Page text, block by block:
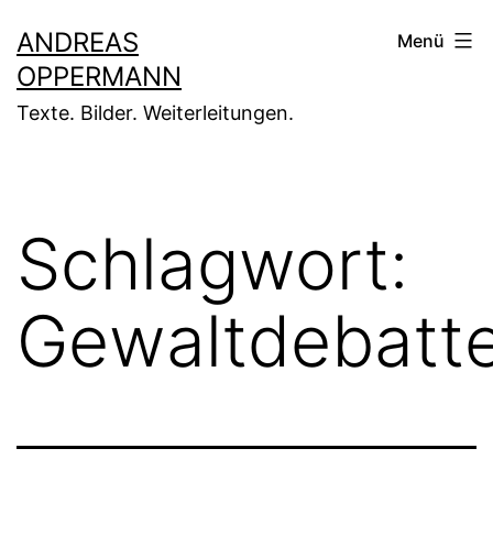
Inhalt
springen
ANDREAS
OPPERMANN
Texte. Bilder. Weiterleitungen.
Menü
Schlagwort: